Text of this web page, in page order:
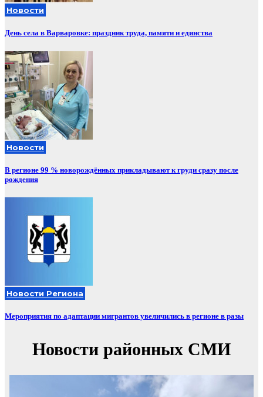
Новости
День села в Варваровке: праздник труда, памяти и единства
Новости
В регионе 99 % новорождённых прикладывают к груди сразу после
рождения
Новости Региона
Мероприятия по адаптации мигрантов увеличились в регионе в разы